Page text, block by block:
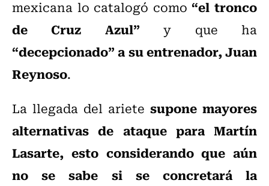
mexicana lo catalogó como“el tronco
de Cruz Azul” y que ha
“decepcionado” a su entrenador, Juan
Reynoso.
La llegada del ariete supone mayores
alternativas de ataque para Martín
Lasarte, esto considerando que aún
no se sabe si se concretará la